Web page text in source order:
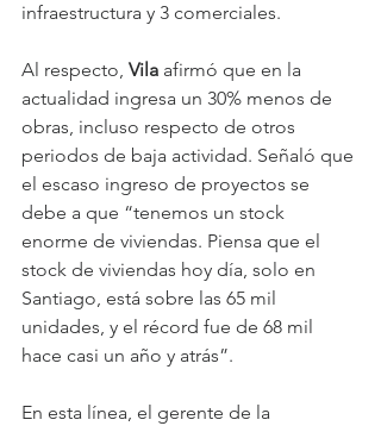
infraestructura y 3 comerciales.
Al respecto, Vila afirmó que en la
actualidad ingresa un 30% menos de
obras, incluso respecto de otros
periodos de baja actividad. Señaló que
el escaso ingreso de proyectos se
debe a que “tenemos un stock
enorme de viviendas. Piensa que el
stock de viviendas hoy día, solo en
Santiago, está sobre las 65 mil
unidades, y el récord fue de 68 mil
hace casi un año y atrás”.
En esta línea, el gerente de la